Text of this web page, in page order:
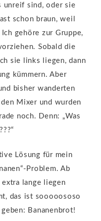
unreif sind, oder sie
schon braun, weil
gehöre zur Gruppe,
Sobald die
sie links liegen, dann
kümmern. Aber
bisher wanderten
Mixer und wurden
noch. Denn: „Was
Lösung für mein
Problem. Ab
lange liegen
das ist sooooososo
Bananenbrot!